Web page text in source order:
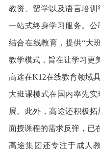
教资、留学以及语言培
一站式终身学习服务。公
结合在线教育，提供“大
教学模式，旨在让学习更
高途在K12在线教育领域
大班课模式在国内率先
展。此外，高途还积极
面授课程的需求反弹，已
高途集团还专注于成人